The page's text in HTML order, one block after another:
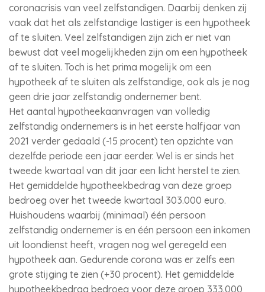
coronacrisis van veel zelfstandigen. Daarbij denken zij
vaak dat het als zelfstandige lastiger is een hypotheek
af te sluiten. Veel zelfstandigen zijn zich er niet van
bewust dat veel mogelijkheden zijn om een hypotheek
af te sluiten. Toch is het prima mogelijk om een
hypotheek af te sluiten als zelfstandige, ook als je nog
geen drie jaar zelfstandig ondernemer bent.
Het aantal hypotheekaanvragen van volledig
zelfstandig ondernemers is in het eerste halfjaar van
2021 verder gedaald (-15 procent) ten opzichte van
dezelfde periode een jaar eerder. Wel is er sinds het
tweede kwartaal van dit jaar een licht herstel te zien.
Het gemiddelde hypotheekbedrag van deze groep
bedroeg over het tweede kwartaal 303.000 euro.
Huishoudens waarbij (minimaal) één persoon
zelfstandig ondernemer is en één persoon een inkomen
uit loondienst heeft, vragen nog wel geregeld een
hypotheek aan. Gedurende corona was er zelfs een
grote stijging te zien (+30 procent). Het gemiddelde
hypotheekbedrag bedroeg voor deze groep 333.000